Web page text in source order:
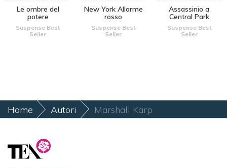
Le ombre del
potere
Suspense Best
Seller
New York Allarme
rosso
Suspense Best
Seller
Assassinio a
Central Park
Suspense Best
Seller
Home Autori Marshall Karp